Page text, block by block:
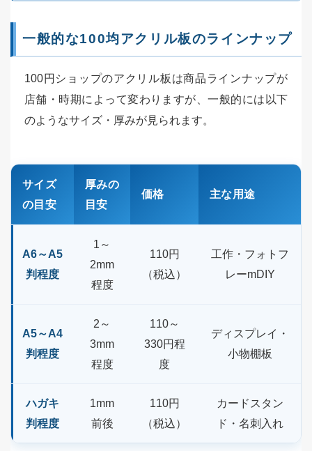
一般的な100均アクリル板のラインナップ
100円ショップのアクリル板は商品ラインナップが
店舗・時期によって変わりますが、一般的には以下
のようなサイズ・厚みが見られます。
サイズ
の目安
厚みの
目安
価格 主な用途
A6～A5
判程度
1～
2mm
程度
110円
（税込）
工作・フォトフ
レーmDIY
A5～A4
判程度
2～
3mm
程度
110～
330円程
度
ディスプレイ・
小物棚板
ハガキ
判程度
1mm
前後
110円
（税込）
カードスタン
ド・名刺入れ